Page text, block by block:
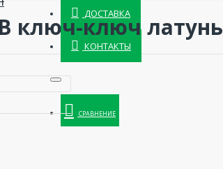
ДОСТАВКА
КОНТАКТЫ
СРАВНЕНИЕ
ключ-ключ латунь